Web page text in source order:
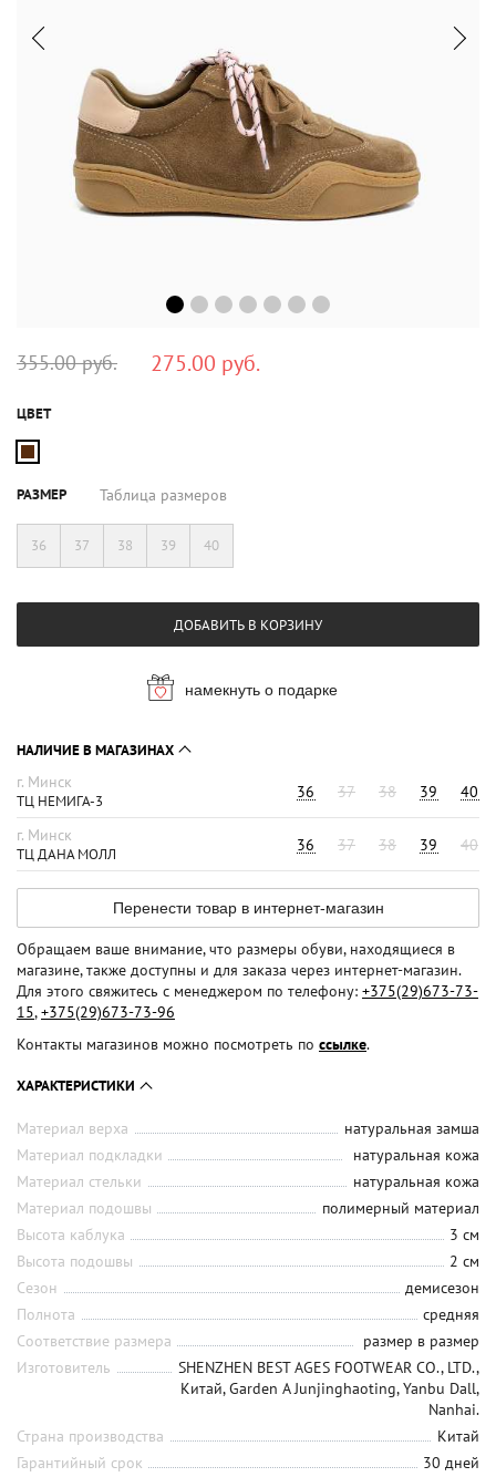
355.00 руб. 275.00 руб.
ЦВЕТ
РАЗМЕР Таблица размеров
36 37 38 39 40
ДОБАВИТЬ В КОРЗИНУ
намекнуть о подарке
НАЛИЧИЕ В МАГАЗИНАХ
г. Минск
ТЦ НЕМИГА-3 36 37 38 39 40
г. Минск
ТЦ ДАНА МОЛЛ 36 37 38 39 40
Перенести товар в интернет-магазин
Обращаем ваше внимание, что размеры обуви, находящиеся в
магазине, также доступны и для заказа через интернет-магазин.
Для этого свяжитесь с менеджером по телефону: +375(29)673-73-
15,+375(29)673-73-96
Контакты магазинов можно посмотреть по ссылке.
ХАРАКТЕРИСТИКИ
Материал верха
натуральная замша
Материал подкладки
натуральная кожа
Материал стельки
натуральная кожа
Материал подошвы
полимерный материал
Высота каблука
3 см
Высота подошвы
2 см
Сезон
демисезон
Полнота
средняя
Соответствие размера
размер в размер
Изготовитель
SHENZHEN BEST AGES FOOTWEAR CO., LTD.,
Китай, Garden A Junjinghaoting, Yanbu Dall,
Nanhai.
Страна производства
Китай
Гарантийный срок
30 дней